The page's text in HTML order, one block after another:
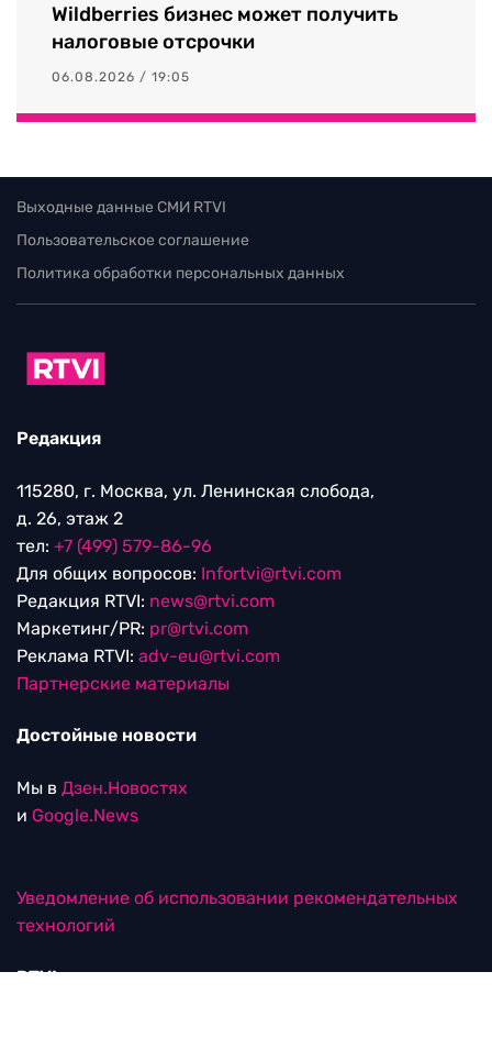
Wildberries бизнес может получить
налоговые отсрочки
06.08.2026 / 19:05
Выходные данные СМИ RTVI
Пользовательское соглашение
Политика обработки персональных данных
Редакция
115280, г. Москва, ул. Ленинская слобода,
д. 26, этаж 2
тел: +7 (499) 579-86-96
Для общих вопросов: Infortvi@rtvi.com
Редакция RTVI: news@rtvi.com
Маркетинг/PR: pr@rtvi.com
Реклама RTVI: adv-eu@rtvi.com
Партнерские материалы
Достойные новости
Мы в Дзен.Новостях
и Google.News
Уведомление об использовании рекомендательных
технологий
RTVI в соцсетях